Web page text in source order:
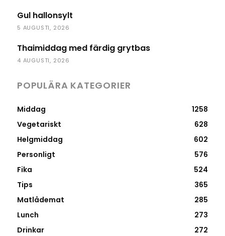
Gul hallonsylt
5 AUGUSTI, 2026
Thaimiddag med färdig grytbas
4 AUGUSTI, 2026
POPULÄRA KATEGORIER
Middag
1258
Vegetariskt
628
Helgmiddag
602
Personligt
576
Fika
524
Tips
365
Matlådemat
285
Lunch
273
Drinkar
272